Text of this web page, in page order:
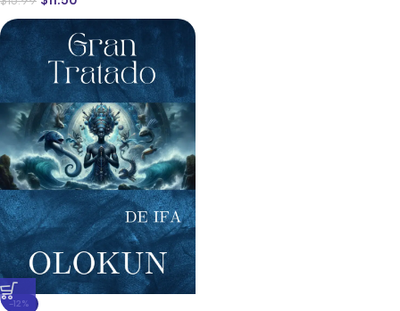
-12%